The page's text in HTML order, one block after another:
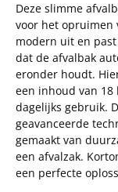
Deze slimme
voor het opruimen
modern uit en
dat de afvalbak
eronder houdt.
een inhoud van
dagelijks gebruik.
geavanceerde
gemaakt van
een afvalzak.
een perfecte